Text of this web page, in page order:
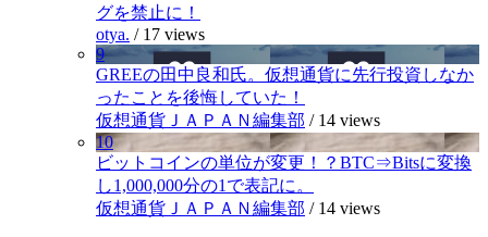
グを禁止に！
otya. / 17 views
9
GREEの田中良和氏。仮想通貨に先行投資しなか
ったことを後悔していた！
仮想通貨ＪＡＰＡＮ編集部 / 14 views
10
ビットコインの単位が変更！？BTC⇒Bitsに変換
し1,000,000分の1で表記に。
仮想通貨ＪＡＰＡＮ編集部 / 14 views